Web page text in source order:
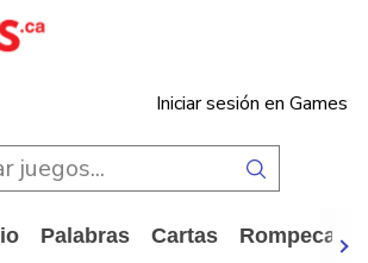
Iniciar sesión en Games
Palabras Cartas